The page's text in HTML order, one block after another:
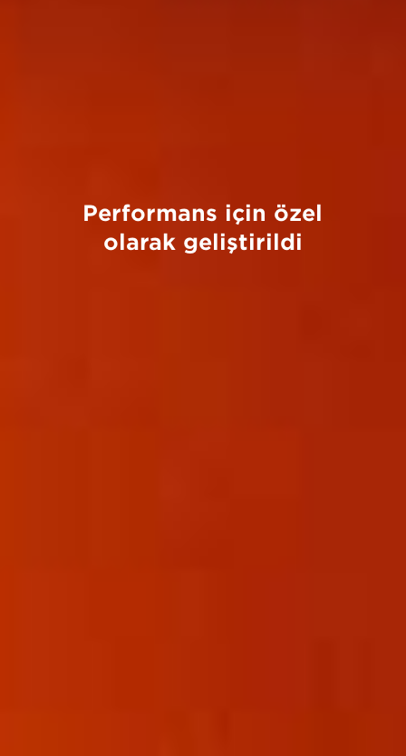
Performans için özel
olarak geliştirildi